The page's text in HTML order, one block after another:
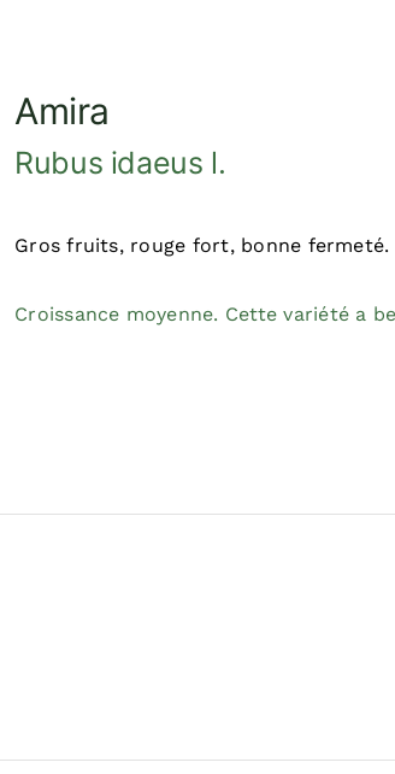
Amira
Rubus idaeus l.
Gros fruits, rouge fort, bonne
Croissance moyenne. Cette variété a